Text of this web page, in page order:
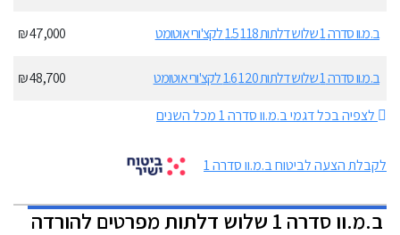
ב.מ.וו סדרה 1 שלוש דלתות 118 1.5 לקצ'ורי אוטומט 47,000 ₪
ב.מ.וו סדרה 1 שלוש דלתות 120 1.6 לקצ'ורי אוטומט
48,700 ₪
לצפיה בכל דגמי ב.מ.וו סדרה 1 מכל השנים
לקבלת הצעה לביטוח ב.מ.וו סדרה 1
ב.מ.וו סדרה 1 שלוש דלתות מפרטים להורדה